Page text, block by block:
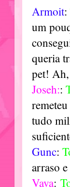
Armoit:
um
queria
pet!
Joseh::
tudo
Gunc:
arraso
Vava: